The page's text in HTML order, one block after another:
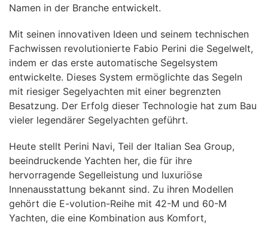
Namen in der Branche entwickelt.
Mit seinen innovativen Ideen und seinem technischen
Fachwissen revolutionierte Fabio Perini die Segelwelt,
indem er das erste automatische Segelsystem
entwickelte. Dieses System ermöglichte das Segeln
mit riesiger Segelyachten mit einer begrenzten
Besatzung. Der Erfolg dieser Technologie hat zum Bau
vieler legendärer Segelyachten geführt.
Heute stellt Perini Navi, Teil der Italian Sea Group,
beeindruckende Yachten her, die für ihre
hervorragende Segelleistung und luxuriöse
Innenausstattung bekannt sind. Zu ihren Modellen
gehört die E-volution-Reihe mit 42-M und 60-M
Yachten, die eine Kombination aus Komfort,